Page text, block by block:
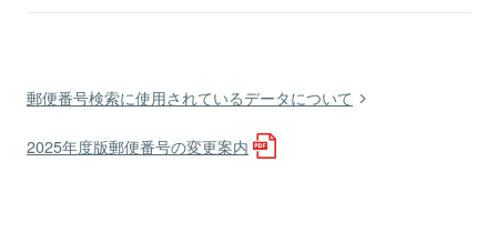
郵便番号検索に使用されているデータについて
2025年度版郵便番号の変更案内